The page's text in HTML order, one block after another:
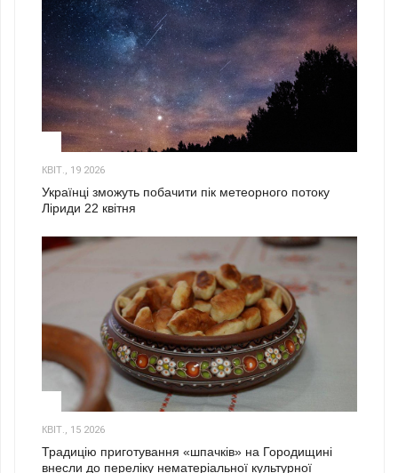
КВІТ., 19 2026
Українці зможуть побачити пік метеорного потоку
Ліриди 22 квітня
КВІТ., 15 2026
Традицію приготування «шпачків» на Городищині
внесли до переліку нематеріальної культурної